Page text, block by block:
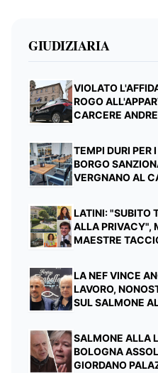
GIUDIZIARIA
VIOLATO
ROGO
CARCERE
TEMPI DURI PER
BORGO
VERGNANO AL
LATINI: "SUBITO
ALLA PRIVACY",
MAESTRE
LA NEF VINCE
LAVORO,
SUL SALMONE
SALMONE ALLA
BOLOGNA
GIORDANO